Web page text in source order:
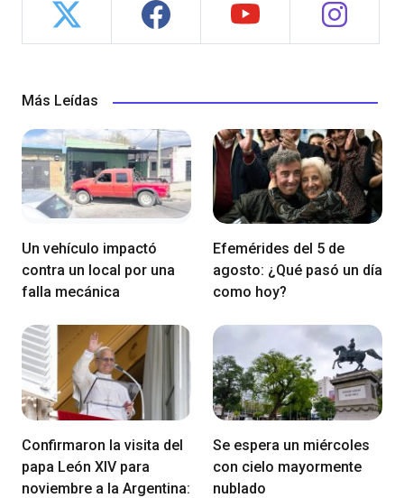
Más Leídas
Un vehículo impactó
contra un local por una
falla mecánica
Efemérides del 5 de
agosto: ¿Qué pasó un día
como hoy?
Confirmaron la visita del
papa León XIV para
noviembre a la Argentina:
Se espera un miércoles
con cielo mayormente
nublado